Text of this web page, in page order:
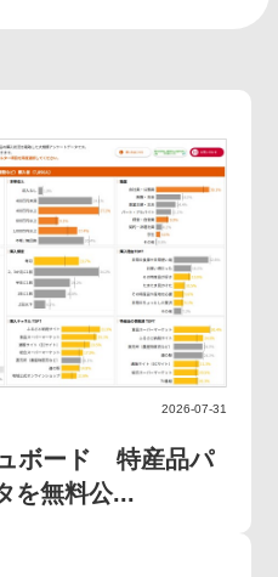
2026-07-31
ュボード 特産品パ
を無料公...